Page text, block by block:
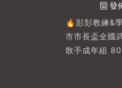
發
🔥彭彭教練&
市市長盃全國
散手成年組